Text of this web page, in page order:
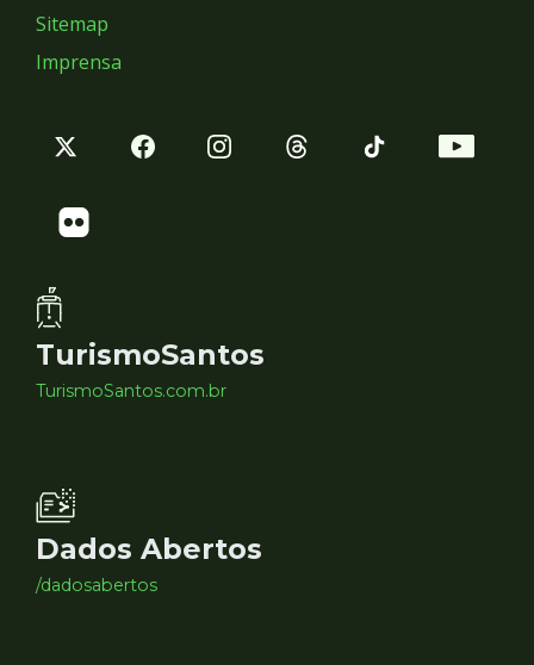
Sitemap
Imprensa
TurismoSantos
TurismoSantos.com.br
Dados Abertos
/dadosabertos